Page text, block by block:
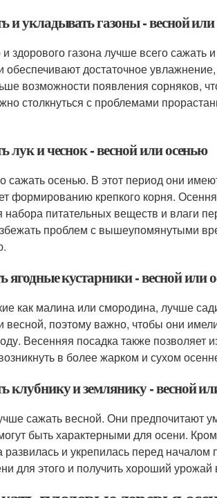
и укладывать газоны - весной
здорового газона лучше всего
достаточное
возможности появления сорняков,
столкнуться с проблемами
лук и чеснок - весной или осенью
сажать осенью. В этот период они
формированию крепкого корня.
питательных веществ и влаги
проблем с вышеупомянутыми
ягодные кустарники - весной или
как малина или смородина, лучше
весной, поэтому важно, чтобы они
Весенняя посадка также
в более жарком и сухом
клубнику и землянику - весной
сажать весной. Они предпочитают
быть характерными для осени.
развилась и укрепилась перед
для этого и получить хороший урожай